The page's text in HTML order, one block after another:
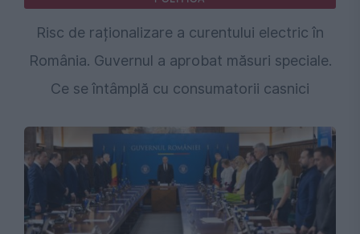
Risc de raționalizare a curentului electric în
România. Guvernul a aprobat măsuri speciale.
Ce se întâmplă cu consumatorii casnici